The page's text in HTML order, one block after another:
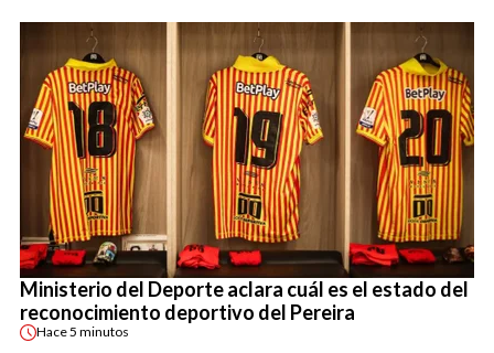
Ministerio del Deporte aclara cuál es el estado del
reconocimiento deportivo del Pereira
Hace5 minutos